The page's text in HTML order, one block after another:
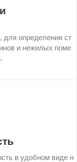
для оп­ре­деле­ния ст
и не­жилых по­ме
в удоб­ном ви­де н